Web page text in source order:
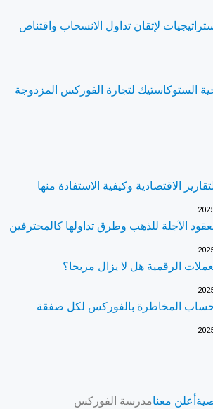
لإتقان تداول الانسحاب واقتناص
الستوكاستيك لتجارة الفوركس المزدوجة
الاقتصادية وكيفية الاستفادة منها
الآجلة للذهب وطرق تداولها كالمحترفين
الرقمية هل لا يزال مربحا؟
المخاطرة بالفوركس لكل صفقة
أعلن معنامدرسة الفوركس